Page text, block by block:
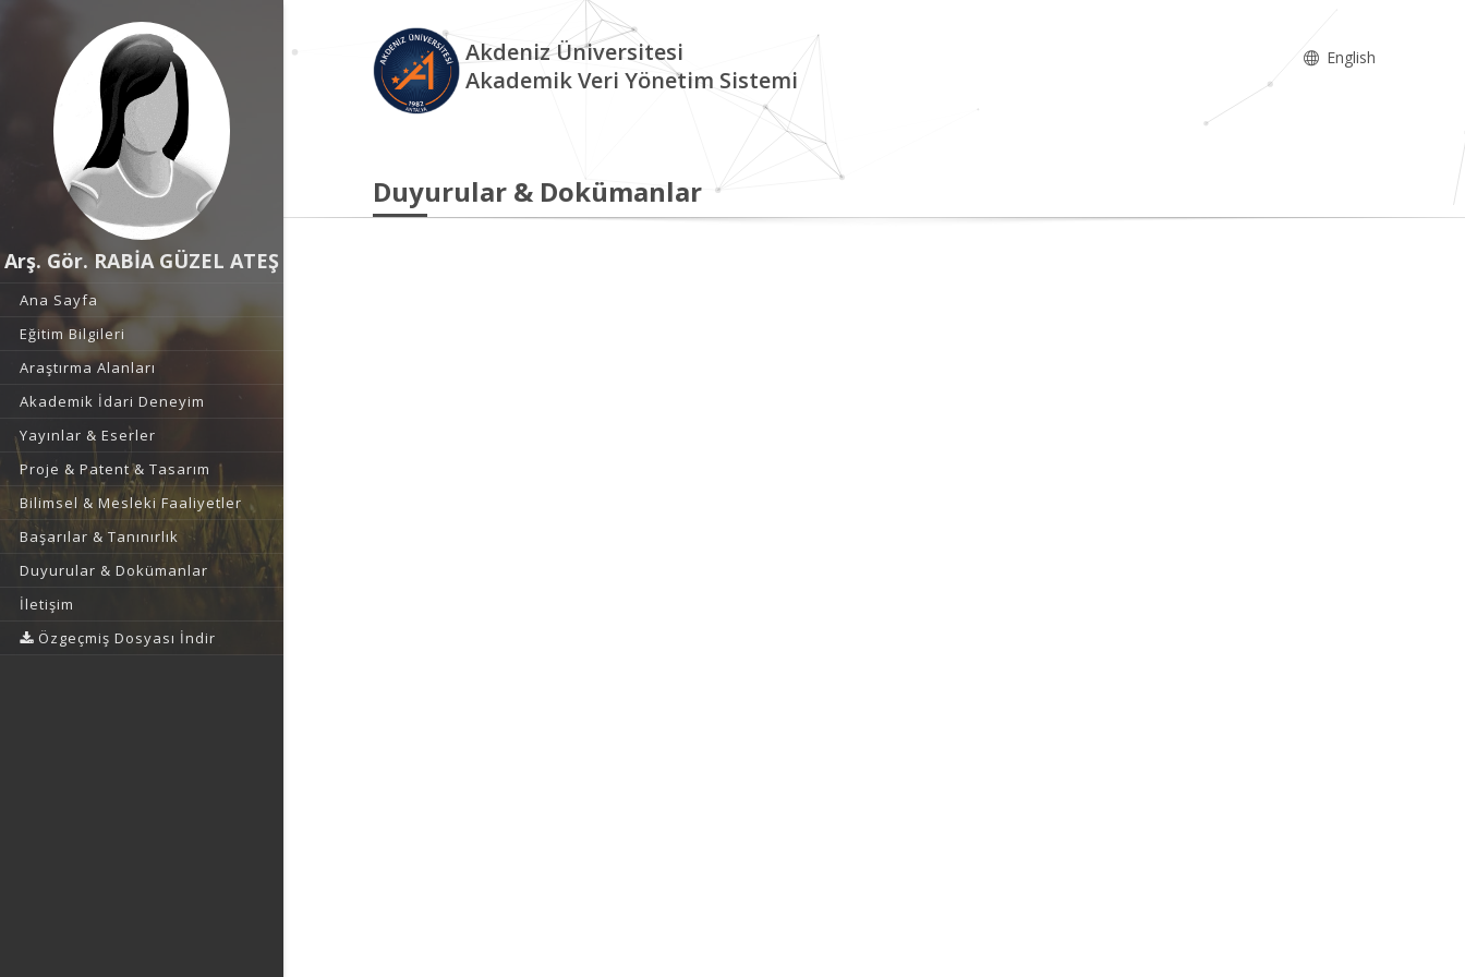
Arş. Gör. RABİA GÜZEL ATEŞ
Ana Sayfa
Eğitim Bilgileri
Araştırma Alanları
Akademik İdari Deneyim
Yayınlar & Eserler
Proje & Patent & Tasarım
Bilimsel & Mesleki Faaliyetler
Başarılar & Tanınırlık
Duyurular & Dokümanlar
İletişim
Özgeçmiş Dosyası İndir
Akdeniz Üniversitesi
Akademik Veri Yönetim Sistemi
English
Duyurular & Dokümanlar